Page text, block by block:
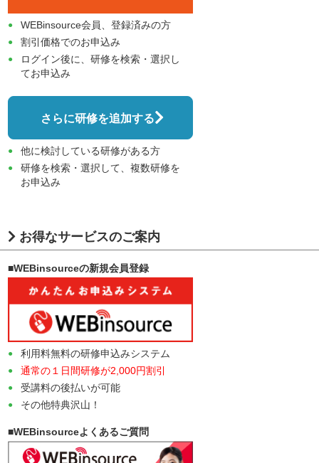
WEBinsource会員、登録済みの方
割引価格でのお申込み
ログイン後に、研修を検索・選択し
てお申込み
さらに研修を追加する
他に検討している研修がある方
研修を検索・選択して、複数研修を
お申込み
お得なサービスのご案内
■WEBinsourceの新規会員登録
利用料無料の研修申込みシステム
通常の１日間研修が2,000円割引
受講料の後払いが可能
その他特典沢山！
■WEBinsourceよくあるご質問